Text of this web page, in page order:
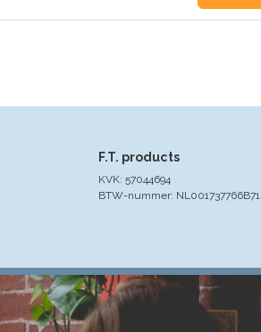
F.T. products
KVK: 57044694
BTW-nummer: NL001737766B71